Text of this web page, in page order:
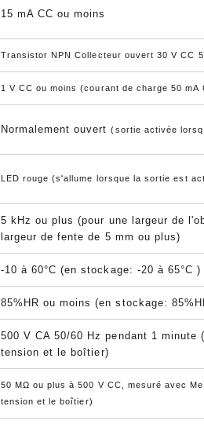
15 mA CC ou moins
Transistor NPN Collecteur ouvert 30 V CC
1 V CC ou moins (courant de charge 50 mA
Normalement ouvert(sortie activée
LED rouge (s'allume lorsque la sortie est
5 kHz ou plus (pour une largeur de
largeur de fente de 5 mm ou plus)
-10 à 60°C (en stockage: -20 à 65°C
85%HR ou moins (en stockage:
500 V CA 50/60 Hz pendant 1
tension et le boîtier)
50 MΩ ou plus à 500 V CC, mesuré avec
tension et le boîtier)